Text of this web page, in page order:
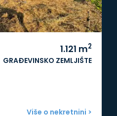
1.121 m2
GRAĐEVINSKO ZEMLJIŠTE
Više o nekretnini >